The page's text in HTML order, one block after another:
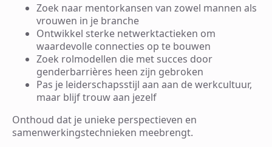
Zoek naar mentorkansen van zowel mannen als
vrouwen in je branche
Ontwikkel sterke netwerktactieken om
waardevolle connecties op te bouwen
Zoek rolmodellen die met succes door
genderbarrières heen zijn gebroken
Pas je leiderschapsstijl aan aan de werkcultuur,
maar blijf trouw aan jezelf
Onthoud dat je unieke perspectieven en
samenwerkingstechnieken meebrengt.